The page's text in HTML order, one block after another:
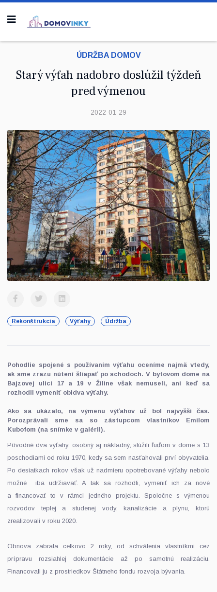
ÚDRŽBA DOMOV
Starý výťah nadobro doslúžil týždeň
pred výmenou
2022-01-29
Rekonštrukcia Výťahy Údržba
Pohodlie spojené s používaním výťahu oceníme najmä vtedy,
ak sme zrazu nútení šliapať po schodoch. V bytovom dome na
Bajzovej ulici 17 a 19 v Žiline však nemuseli, ani keď sa
rozhodli vymeniť obidva výťahy.
Ako sa ukázalo, na výmenu výťahov už bol najvyšší čas.
Porozprávali sme sa so zástupcom vlastníkov Emilom
Kubofom (na snímke v galérii).
Pôvodné dva výťahy, osobný aj nákladný, slúžili ľuďom v dome s 13
poschodiami od roku 1970, kedy sa sem nasťahovali prví obyvatelia.
Po desiatkach rokov však už nadmieru opotrebované výťahy nebolo
možné iba udržiavať. A tak sa rozhodli, vymeniť ich za nové
a financovať to v rámci jedného projektu. Spoločne s výmenou
rozvodov teplej a studenej vody, kanalizácie a plynu, ktorú
zrealizovali v roku 2020.
Obnova zabrala celkovo 2 roky, od schválenia vlastníkmi cez
prípravu rozsiahlej dokumentácie až po samotnú realizáciu.
Financovali ju z prostriedkov Štátneho fondu rozvoja bývania.